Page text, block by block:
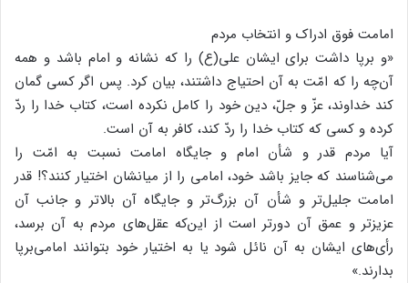
امامت فوق ادراک و انتخاب مردم
«و برپا داشت برای ایشان علی(ع) را که نشانه و امام باشد و همه
آن‌چه را که امّت به آن احتیاج داشتند، بیان کرد. پس اگر کسی گمان
کند خداوند، عزّ و جلّ، دین خود را کامل نکرده است، کتاب خدا را ردّ
کرده و کسی که کتاب خدا را ردّ کند، کافر به آن است.
آیا مردم قدر و شأن امام و جایگاه امامت نسبت به امّت را
می‌شناسند که جایز باشد خود، امامی را از میانشان اختیار کنند؟! قدر
امامت جلیل‌تر و شأن آن بزرگ‌تر و جایگاه آن بالاتر و جانب آن
عزیزتر و عمق آن دورتر است از این‌که عقل‌های مردم به آن برسد،
رأی‌های ایشان به آن نائل شود یا به اختیار خود بتوانند امامی‌برپا
بدارند.»